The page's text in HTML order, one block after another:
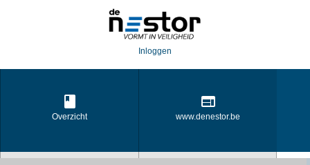
Inloggen
Overzicht www.denestor.be